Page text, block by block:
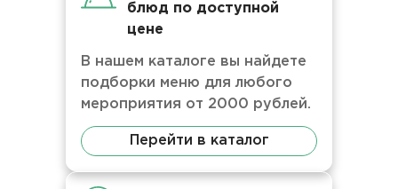
блюд по доступной
цене
В нашем каталоге вы найдете
подборки меню для любого
мероприятия от 2000 рублей.
Перейти в каталог